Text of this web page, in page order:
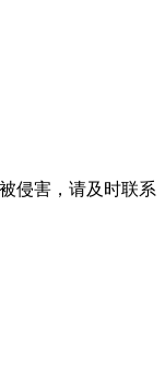
侵害，请及时联系